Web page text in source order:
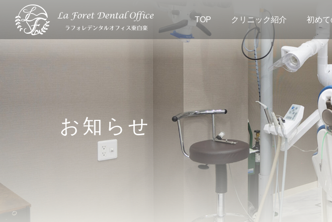
TOP クリニック紹介 初め
お知らせ